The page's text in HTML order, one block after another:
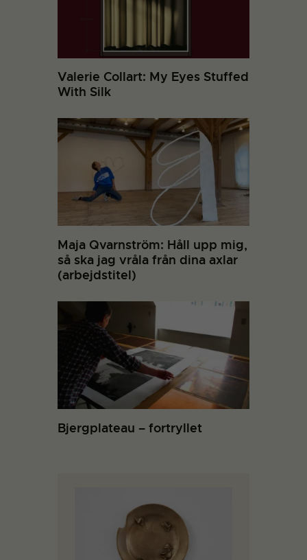
Valerie Collart: My Eyes Stuffed
With Silk
Maja Qvarnström: Håll upp mig,
så ska jag vråla från dina axlar
(arbejdstitel)
Bjergplateau – fortryllet